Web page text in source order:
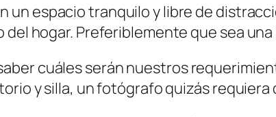
un espacio tranquilo y libre de
hogar. Preferiblemente que sea
cuáles serán nuestros
y silla, un fotógrafo quizás